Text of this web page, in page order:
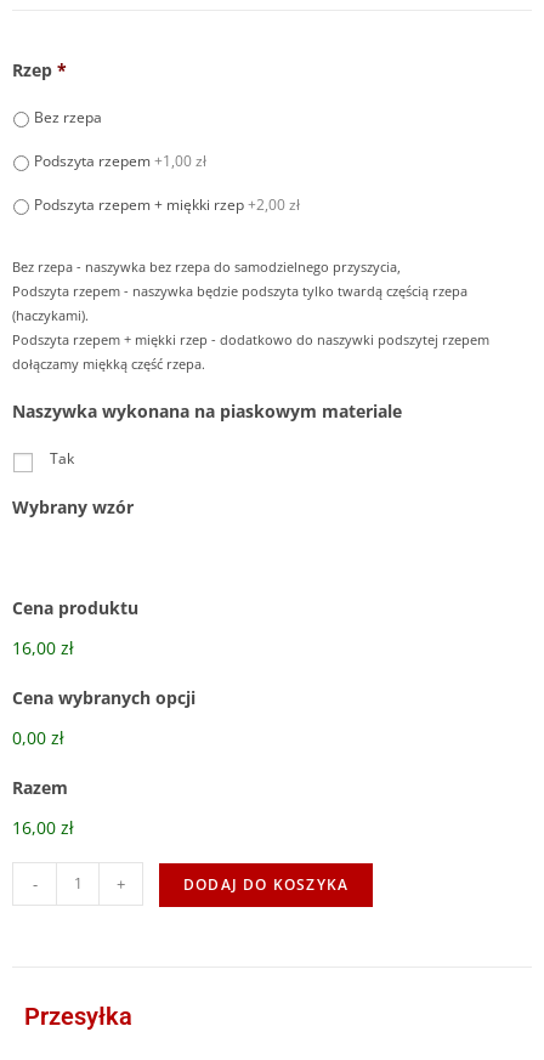
Rzep *
Bez rzepa
Podszyta rzepem+1,00 zł
Podszyta rzepem + miękki rzep+2,00 zł
Bez rzepa - naszywka bez rzepa do samodzielnego przyszycia,
Podszyta rzepem - naszywka będzie podszyta tylko twardą częścią rzepa
(haczykami).
Podszyta rzepem + miękki rzep - dodatkowo do naszywki podszytej rzepem
dołączamy miękką część rzepa.
Naszywka wykonana na piaskowym materiale
Tak
Wybrany wzór
Cena produktu
16,00 zł
Cena wybranych opcji
0,00 zł
Razem
16,00 zł
- + DODAJ DO KOSZYKA
Przesyłka